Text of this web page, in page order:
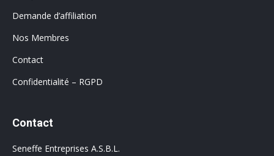
Demande d’affiliation
Nos Membres
Contact
Confidentialité – RGPD
Contact
Seneffe Entreprises A.S.B.L.